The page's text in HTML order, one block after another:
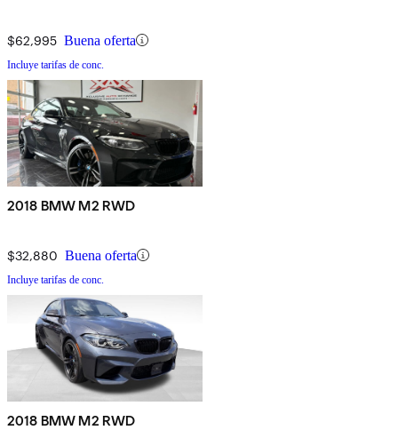
$62,995 Buena oferta
Incluye tarifas de conc.
2018 BMW M2 RWD
$32,880 Buena oferta
Incluye tarifas de conc.
2018 BMW M2 RWD